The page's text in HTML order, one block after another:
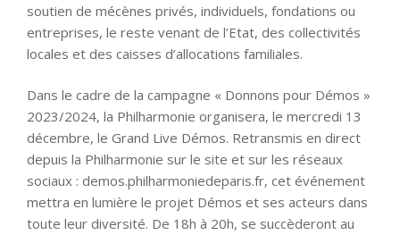
soutien de mécènes privés, individuels, fondations ou
entreprises, le reste venant de l’Etat, des collectivités
locales et des caisses d’allocations familiales.
Dans le cadre de la campagne « Donnons pour Démos »
2023/2024, la Philharmonie organisera, le mercredi 13
décembre, le Grand Live Démos. Retransmis en direct
depuis la Philharmonie sur le site et sur les réseaux
sociaux : demos.philharmoniedeparis.fr, cet événement
mettra en lumière le projet Démos et ses acteurs dans
toute leur diversité. De 18h à 20h, se succèderont au